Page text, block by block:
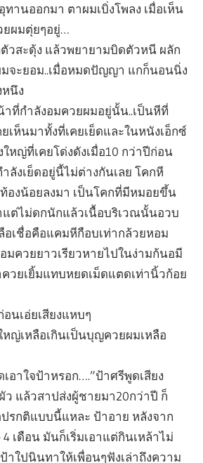
านออกมา ตาผมเบิ่งโพลง เมื่อเห็น
ยผมตุ่ยๆอยู่…
วสะดุ้ง แล้วพยายามบิดตัวหนี ผลัก
จะยอม..เมื่อหมดปัญญา แกก็นอนนิ่ง
นึง
ที่กำลังอมควยผมอยู่นั้น..เป็นหีที่
เห็นมาทั้งที่เคยเย็ดและในหนังเอ็กซ์
หญ่ที่เคยโด่งดังเมื่อ10 กว่าปีก่อน
ลังเย็ดอยู่นี้ไม่ต่างกันเลย โคกหี
องน้อยลงมา เป็นโคกที่มีหมอยขึ้น
แต่ไม่ดกนักแล้วเนื้อบริเวณนั้นอวบ
อเชื่อคือแคมหีกือบเท่ากล้วยหอม
มควยยาวเรียวหายไปในง่ามก้นอมี
วยเยิ้มแทบหยดเม็ดแตดเท่านิ้วก้อย
นเอ่ยเสียงแหบๆ
หญ่เหลือเกินเป็นบุญควยผมเหลือ
อาใจป้าหรอก….”ป้าศรีพูดเสียง
ว แล้วสาปส่งผู้ชายมา20กว่าปี ก็
รกติแบบนี้แหละ ป้าอาย หลังจาก
เดือน มันก็เริ่มเอาแต่กินเหล้าไม่
าใปนินทาให้เพื่อนๆฟังเล่าถึงความ